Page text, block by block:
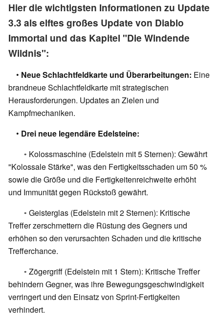
Hier die wichtigsten Informationen zu Update
3.3 als elftes großes Update von Diablo
Immortal und das Kapitel "Die Windende
Wildnis":
• Neue Schlachtfeldkarte und Überarbeitungen: Eine
brandneue Schlachtfeldkarte mit strategischen
Herausforderungen. Updates an Zielen und
Kampfmechaniken.
• Drei neue legendäre Edelsteine:
◦ Kolossmaschine (Edelstein mit 5 Sternen): Gewährt
"Kolossale Stärke", was den Fertigkeitsschaden um 50 %
sowie die Größe und die Fertigkeitenreichweite erhöht
und Immunität gegen Rückstoß gewährt.
◦ Geisterglas (Edelstein mit 2 Sternen): Kritische
Treffer zerschmettern die Rüstung des Gegners und
erhöhen so den verursachten Schaden und die kritische
Trefferchance.
◦ Zögergriff (Edelstein mit 1 Stern): Kritische Treffer
behindern Gegner, was ihre Bewegungsgeschwindigkeit
verringert und den Einsatz von Sprint-Fertigkeiten
verhindert.